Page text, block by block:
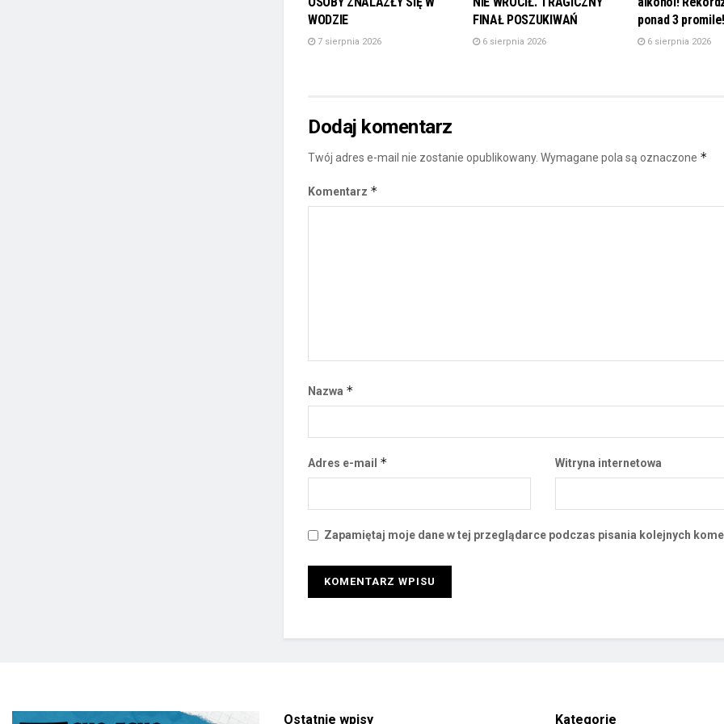
WODZIE
7 sierpnia 2026
FINAŁ POSZUKIWAŃ
6 sierpnia 2026
ponad 3 promile!
6 sierpnia 2026
Dodaj komentarz
Twój adres e-mail nie zostanie opublikowany. Wymagane pola są oznaczone *
Komentarz *
Nazwa *
Adres e-mail * Witryna internetowa
Zapamiętaj moje dane w tej przeglądarce podczas pisania kolejnych
Ostatnie wpisy Kategorie